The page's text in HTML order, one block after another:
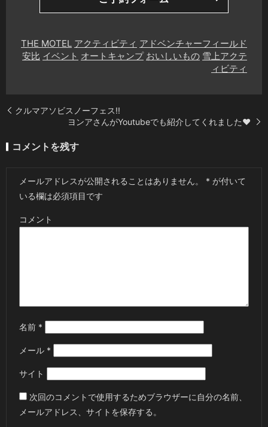
THE MOTEL アクティビティ アドベンチャーフィールド
安比 イベント オートキャンプ おいしいもの 雪上アクテ
ィビティ
クルマアソビスノーフェス!!
ヨンアさんがYoutubeでも紹介してくれました❤️
コメントを残す
メールアドレスが公開されることはありません。 * が付いて
いる欄は必須項目です
コメント
名前 *
メール *
サイト
次回のコメントで使用するためブラウザーに自分の名前、
メールアドレス、サイトを保存する。